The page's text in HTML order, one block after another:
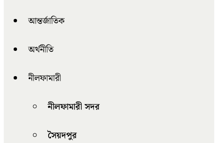
আন্তর্জাতিক
অর্থনীতি
নীলফামারী
নীলফামারী সদর
সৈয়দপুর